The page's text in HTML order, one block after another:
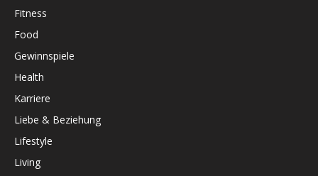
Fitness
Food
Gewinnspiele
Health
Karriere
Liebe & Beziehung
Lifestyle
Living